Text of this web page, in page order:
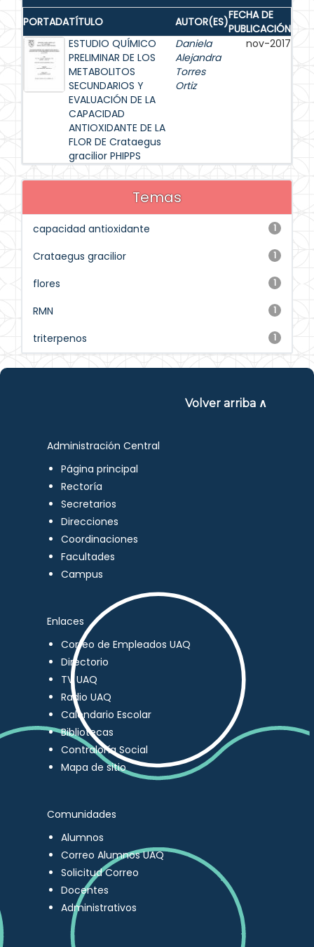
PORTADATÍTULO AUTOR(ES)FECHA DE
PUBLICACIÓN
ESTUDIO QUÍMICO
PRELIMINAR DE LOS
METABOLITOS
SECUNDARIOS Y
EVALUACIÓN DE LA
CAPACIDAD
ANTIOXIDANTE DE LA
FLOR DE Crataegus
gracilior PHIPPS
Daniela
Alejandra
Torres
Ortiz
nov-2017
Temas
1
capacidad antioxidante
1
Crataegus gracilior
1
flores
1
RMN
1
triterpenos
Volver arriba ∧
Administración Central
Página principal
Rectoría
Secretarios
Direcciones
Coordinaciones
Facultades
Campus
Enlaces
Correo de Empleados UAQ
Directorio
TV UAQ
Radio UAQ
Calendario Escolar
Bibliotecas
Contraloría Social
Mapa de sitio
Comunidades
Alumnos
Correo Alumnos UAQ
Solicitud Correo
Docentes
Administrativos